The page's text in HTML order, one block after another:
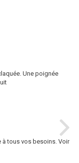
Une poignée
tous vos besoins. Voir